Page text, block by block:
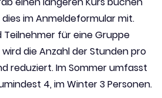
dies im Anmeldeformular mit.
Teilnehmer für eine Gruppe
die Anzahl der Stunden pro
reduziert. Im Sommer umfasst
4, im Winter 3 Personen.